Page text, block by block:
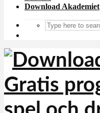
Download Akademiet